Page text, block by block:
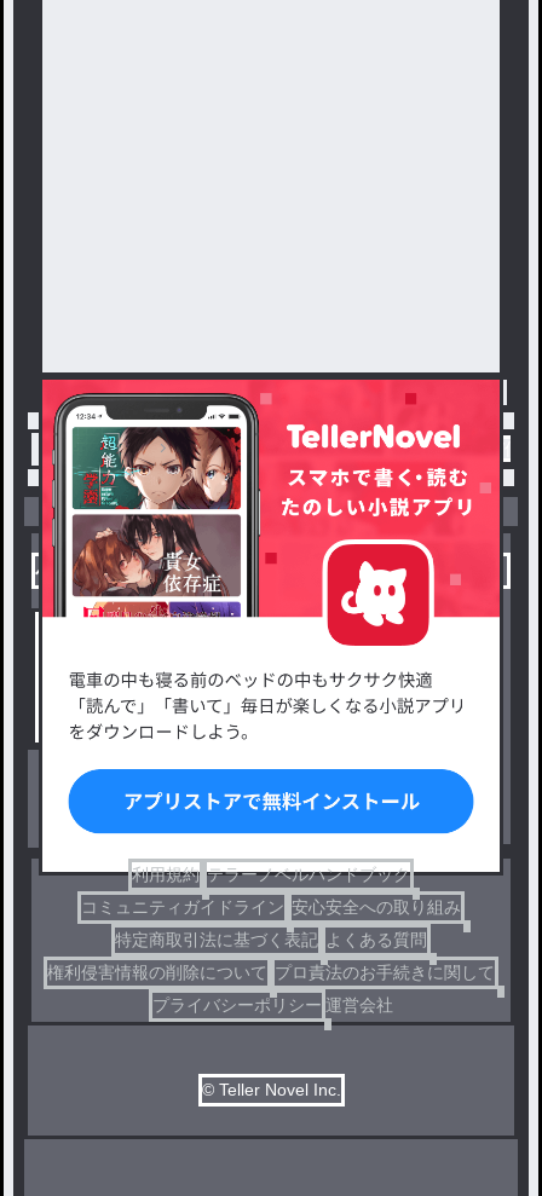
トップ 「Ruka」最新作：何故こんなにも幼馴染/仲
小説を探す
小説コンテスト応募・公募
出版・メディアミックス作品
ジャンルから探す
恋愛・ロマンス
ファンタジー・異世界・SF
ドラマ
利用規約 テラーノベルハンドブック
コミュニティガイドライン 安心安全への取り組み
特定商取引法に基づく表記 よくある質問
権利侵害情報の削除について プロ責法のお手続きに関して
プライバシーポリシー 運営会社
© Teller Novel Inc.